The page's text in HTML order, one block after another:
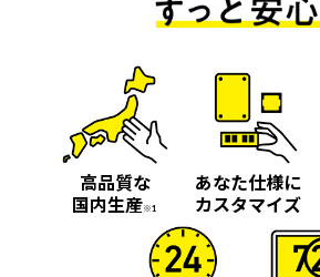
高品質な
国内生産※1
あなた仕様に
カスタマイズ